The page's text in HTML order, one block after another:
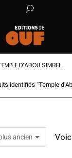
D’ABOU SIMBEL
identifiés “Temple